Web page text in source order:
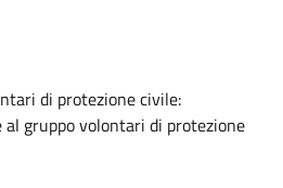
di protezione civile:
gruppo volontari di protezione